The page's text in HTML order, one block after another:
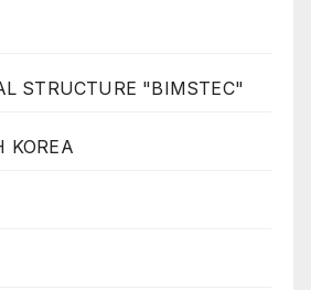
STRUCTURE "BIMSTEC"
KOREA